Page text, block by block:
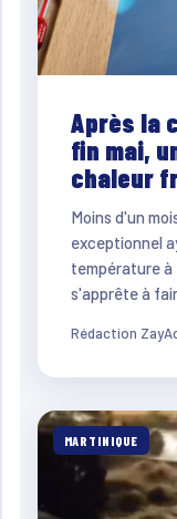
Après la
fin mai,
chaleur
Moins d'un
exceptionnel
température à
s'apprête à
Rédaction
MARTINIQUE